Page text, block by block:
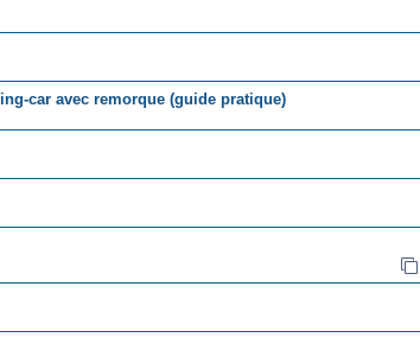
car avec remorque (guide pratique)